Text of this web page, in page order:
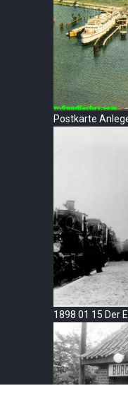
Postkarte
1898 01 15 Der